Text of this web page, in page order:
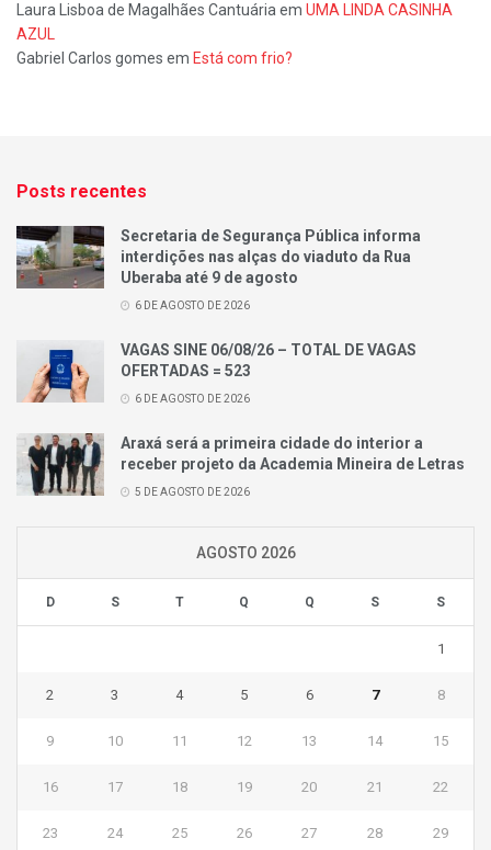
Laura Lisboa de Magalhães Cantuária em UMA LINDA CASINHA
AZUL
Gabriel Carlos gomes em Está com frio?
Posts recentes
Secretaria de Segurança Pública informa
interdições nas alças do viaduto da Rua
Uberaba até 9 de agosto
6 DE AGOSTO DE 2026
VAGAS SINE 06/08/26 – TOTAL DE VAGAS
OFERTADAS = 523
6 DE AGOSTO DE 2026
Araxá será a primeira cidade do interior a
receber projeto da Academia Mineira de Letras
5 DE AGOSTO DE 2026
AGOSTO 2026
D S T Q Q S S
1
2 3 4 5 6 7 8
9 10 11 12 13 14 15
16 17 18 19 20 21 22
23 24 25 26 27 28 29